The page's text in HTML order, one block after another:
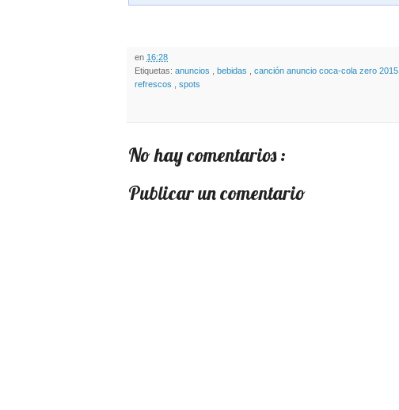
en 16:28
Etiquetas: anuncios bebidas canción anuncio coca-cola zero 2015
refrescos
spots
No hay comentarios :
Publicar un comentario